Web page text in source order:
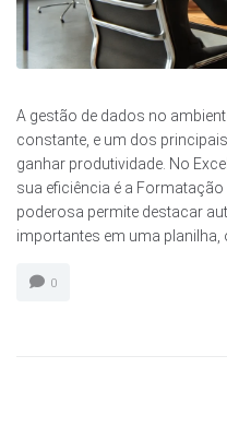
A gestão de dados no
constante, e um dos
ganhar produtividade. No
sua eficiência é a
poderosa permite destacar
importantes em uma planilha,
0